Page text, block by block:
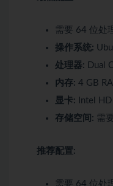
需要 64 位处
操作系统:
处理器: Dual
内存: 4 GB
显卡: Intel
存储空间: 需
推荐配置:
需要 64 位处